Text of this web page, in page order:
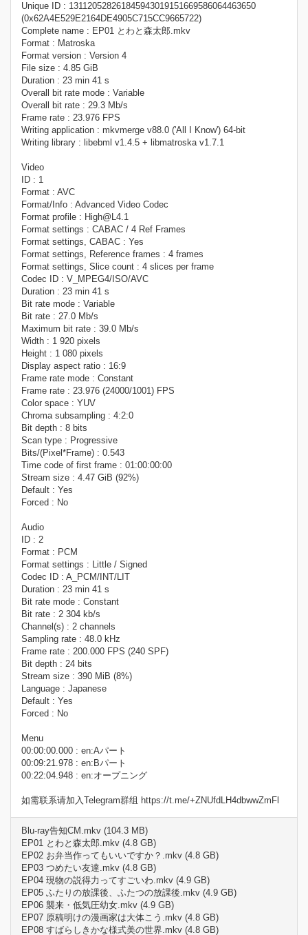
Unique ID : 131120528261845943019151669586064463650
(0x62A4E529E2164DE4905C715CC9665722)
Complete name : EP01 とわと森太郎.mkv
Format : Matroska
Format version : Version 4
File size : 4.85 GiB
Duration : 23 min 41 s
Overall bit rate mode : Variable
Overall bit rate : 29.3 Mb/s
Frame rate : 23.976 FPS
Writing application : mkvmerge v88.0 ('All I Know') 64-bit
Writing library : libebml v1.4.5 + libmatroska v1.7.1
Video
ID : 1
Format : AVC
Format/Info : Advanced Video Codec
Format profile : High@L4.1
Format settings : CABAC / 4 Ref Frames
Format settings, CABAC : Yes
Format settings, Reference frames : 4 frames
Format settings, Slice count : 4 slices per frame
Codec ID : V_MPEG4/ISO/AVC
Duration : 23 min 41 s
Bit rate mode : Variable
Bit rate : 27.0 Mb/s
Maximum bit rate : 39.0 Mb/s
Width : 1 920 pixels
Height : 1 080 pixels
Display aspect ratio : 16:9
Frame rate mode : Constant
Frame rate : 23.976 (24000/1001) FPS
Color space : YUV
Chroma subsampling : 4:2:0
Bit depth : 8 bits
Scan type : Progressive
Bits/(Pixel*Frame) : 0.543
Time code of first frame : 01:00:00:00
Stream size : 4.47 GiB (92%)
Default : Yes
Forced : No
Audio
ID : 2
Format : PCM
Format settings : Little / Signed
Codec ID : A_PCM/INT/LIT
Duration : 23 min 41 s
Bit rate mode : Constant
Bit rate : 2 304 kb/s
Channel(s) : 2 channels
Sampling rate : 48.0 kHz
Frame rate : 200.000 FPS (240 SPF)
Bit depth : 24 bits
Stream size : 390 MiB (8%)
Language : Japanese
Default : Yes
Forced : No
Menu
00:00:00.000 : en:Aパート
00:09:21.978 : en:Bパート
00:22:04.948 : en:オープニング
如需联系请加入Telegram群组 https://t.me/+ZNUfdLH4dbwwZmFl
Blu-ray告知CM.mkv (104.3 MB)
EP01 とわと森太郎.mkv (4.8 GB)
EP02 お弁当作ってもいいですか？.mkv (4.8 GB)
EP03 つめたい友達.mkv (4.8 GB)
EP04 現物の説得力ってすごいわ.mkv (4.9 GB)
EP05 ふたりの放課後、ふたつの放課後.mkv (4.9 GB)
EP06 襲来・低気圧幼女.mkv (4.9 GB)
EP07 原稿明けの漫画家は大体こう.mkv (4.8 GB)
EP08 すばらしきかな様式美の世界.mkv (4.8 GB)